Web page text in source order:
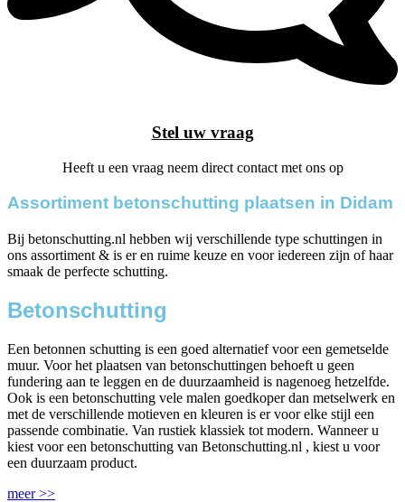
Stel uw vraag
Heeft u een vraag neem direct contact met ons op
Assortiment betonschutting plaatsen in Didam
Bij betonschutting.nl hebben wij verschillende type schuttingen in
ons assortiment & is er en ruime keuze en voor iedereen zijn of haar
smaak de perfecte schutting.
Betonschutting
Een betonnen schutting is een goed alternatief voor een gemetselde
muur. Voor het plaatsen van betonschuttingen behoeft u geen
fundering aan te leggen en de duurzaamheid is nagenoeg hetzelfde.
Ook is een betonschutting vele malen goedkoper dan metselwerk en
met de verschillende motieven en kleuren is er voor elke stijl een
passende combinatie. Van rustiek klassiek tot modern. Wanneer u
kiest voor een betonschutting van Betonschutting.nl , kiest u voor
een duurzaam product.
meer >>